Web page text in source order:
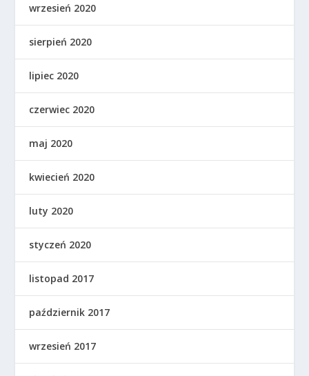
wrzesień 2020
sierpień 2020
lipiec 2020
czerwiec 2020
maj 2020
kwiecień 2020
luty 2020
styczeń 2020
listopad 2017
październik 2017
wrzesień 2017